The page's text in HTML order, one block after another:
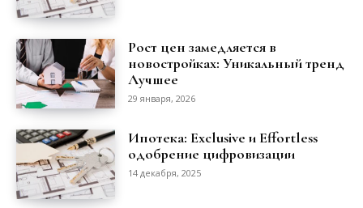
Рост цен замедляется в
новостройках: Уникальный тренд
Лучшее
29 января, 2026
Ипотека: Exclusive и Effortless
одобрение цифровизации
14 декабря, 2025